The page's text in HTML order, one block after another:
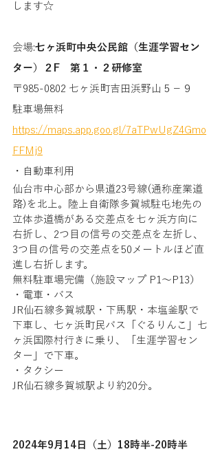
します☆
会場:七ヶ浜町中央公民館（生涯学習セン
ター）２F　第１・２研修室
〒985-0802 七ヶ浜町吉田浜野山５−９
駐車場無料
https://maps.app.goo.gl/7aTPwUgZ4Gmo
FFMj9
・自動車利用
仙台市中心部から県道23号線(通称産業道
路)を北上。陸上自衛隊多賀城駐屯地先の
立体歩道橋がある交差点を七ヶ浜方向に
右折し、2つ目の信号の交差点を左折し、
3つ目の信号の交差点を50メートルほど直
進し右折します。
無料駐車場完備（施設マップ P1～P13）
・電車・バス
JR仙石線多賀城駅・下馬駅・本塩釜駅で
下車し、七ヶ浜町民バス「ぐるりんこ」七
ヶ浜国際村行きに乗り、「生涯学習セン
ター」で下車。
・タクシー
JR仙石線多賀城駅より約20分。
2024年9月14日（土）18時半-20時半